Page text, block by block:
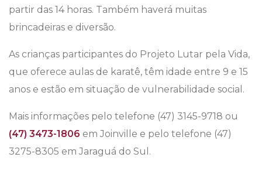
partir das 14 horas. Também haverá muitas
brincadeiras e diversão.
As crianças participantes do Projeto Lutar pela Vida,
que oferece aulas de karatê, têm idade entre 9 e 15
anos e estão em situação de vulnerabilidade social.
Mais informações pelo telefone (47) 3145-9718 ou
(47) 3473-1806 em Joinville e pelo telefone (47)
3275-8305 em Jaraguá do Sul.